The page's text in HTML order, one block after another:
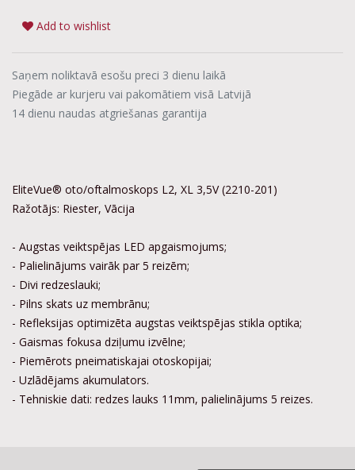
Add to wishlist
Saņem noliktavā esošu preci 3 dienu laikā
Piegāde ar kurjeru vai pakomātiem visā Latvijā
14 dienu naudas atgriešanas garantija
EliteVue® oto/oftalmoskops L2, XL 3,5V (2210-201)
Ražotājs: Riester, Vācija
- Augstas veiktspējas LED apgaismojums;
- Palielinājums vairāk par 5 reizēm;
- Divi redzeslauki;
- Pilns skats uz membrānu;
- Refleksijas optimizēta augstas veiktspējas stikla optika;
- Gaismas fokusa dziļumu izvēlne;
- Piemērots pneimatiskajai otoskopijai;
- Uzlādējams akumulators.
- Tehniskie dati: redzes lauks 11mm, palielinājums 5 reizes.